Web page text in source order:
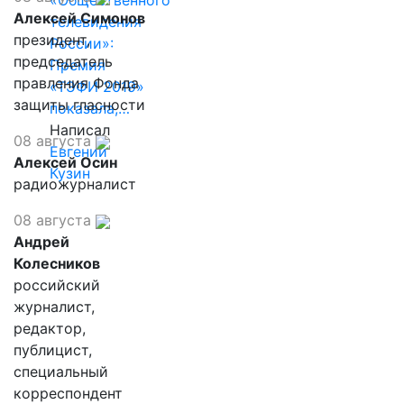
телевидения
России»:
Премия
«ТЭФИ 2019»
показала,…
Написал
Евгений
Кузин
Алексей Симонов
президент,
председатель
правления Фонда
защиты гласности
08 августа
Алексей Осин
радиожурналист
08 августа
Андрей
Колесников
российский
журналист,
редактор,
публицист,
специальный
корреспондент